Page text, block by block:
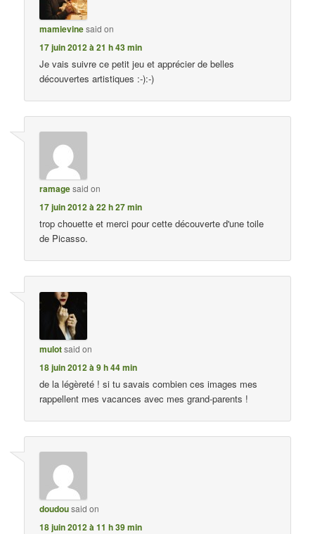
mamievinesaid on
17 juin 2012 à 21 h 43 min
Je vais suivre ce petit jeu et apprécier de belles
découvertes artistiques :-):-)
ramagesaid on
17 juin 2012 à 22 h 27 min
trop chouette et merci pour cette découverte d'une toile
de Picasso.
mulotsaid on
18 juin 2012 à 9 h 44 min
de la légèreté ! si tu savais combien ces images mes
rappellent mes vacances avec mes grand-parents !
doudousaid on
18 juin 2012 à 11 h 39 min